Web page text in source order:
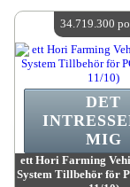
Antal
ett Hori Farming
System Tillbehör för
DET
MIG
34.719.300